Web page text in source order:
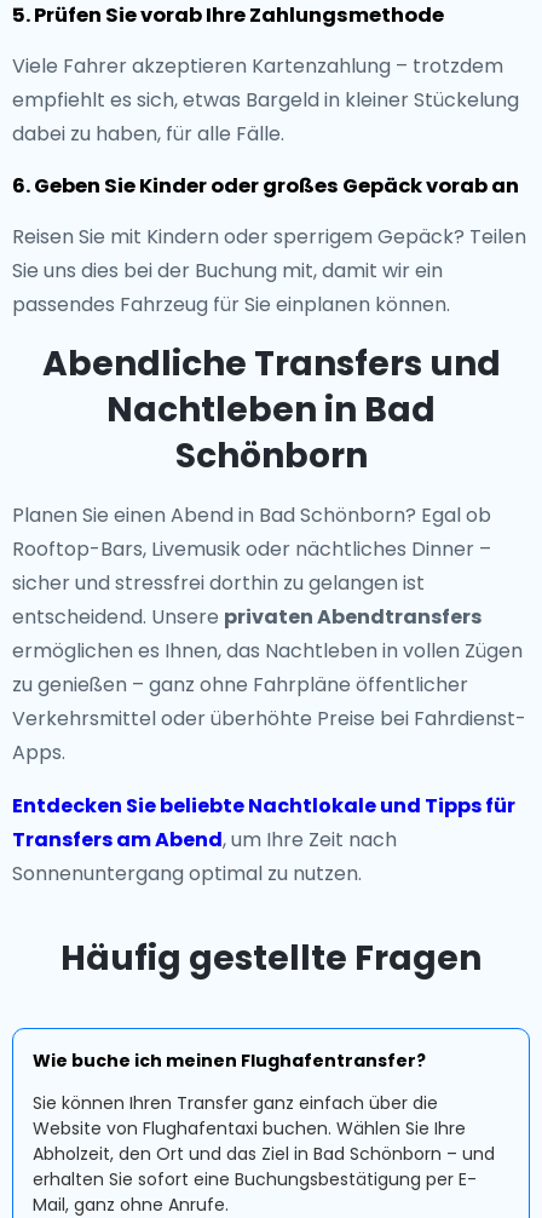
5. Prüfen Sie vorab Ihre Zahlungsmethode
Viele Fahrer akzeptieren Kartenzahlung – trotzdem
empfiehlt es sich, etwas Bargeld in kleiner Stückelung
dabei zu haben, für alle Fälle.
6. Geben Sie Kinder oder großes Gepäck vorab an
Reisen Sie mit Kindern oder sperrigem Gepäck? Teilen
Sie uns dies bei der Buchung mit, damit wir ein
passendes Fahrzeug für Sie einplanen können.
Abendliche Transfers und
Nachtleben in Bad
Schönborn
Planen Sie einen Abend in Bad Schönborn? Egal ob
Rooftop-Bars, Livemusik oder nächtliches Dinner –
sicher und stressfrei dorthin zu gelangen ist
entscheidend. Unsere privaten Abendtransfers
ermöglichen es Ihnen, das Nachtleben in vollen Zügen
zu genießen – ganz ohne Fahrpläne öffentlicher
Verkehrsmittel oder überhöhte Preise bei Fahrdienst-
Apps.
Entdecken Sie beliebte Nachtlokale und Tipps für
Transfers am Abend, um Ihre Zeit nach
Sonnenuntergang optimal zu nutzen.
Häufig gestellte Fragen
Wie buche ich meinen Flughafentransfer?
Sie können Ihren Transfer ganz einfach über die
Website von Flughafentaxi buchen. Wählen Sie Ihre
Abholzeit, den Ort und das Ziel in Bad Schönborn – und
erhalten Sie sofort eine Buchungsbestätigung per E-
Mail, ganz ohne Anrufe.